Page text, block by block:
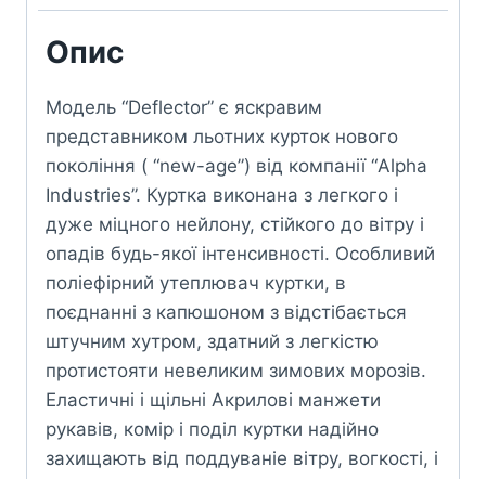
Опис
Модель “Deflector” є яскравим
представником льотних курток нового
покоління ( “new-age”) від компанії “Alpha
Industries”. Куртка виконана з легкого і
дуже міцного нейлону, стійкого до вітру і
опадів будь-якої інтенсивності. Особливий
поліефірний утеплювач куртки, в
поєднанні з капюшоном з відстібається
штучним хутром, здатний з легкістю
протистояти невеликим зимових морозів.
Еластичні і щільні Акрилові манжети
рукавів, комір і поділ куртки надійно
захищають від поддуваніе вітру, вогкості, і